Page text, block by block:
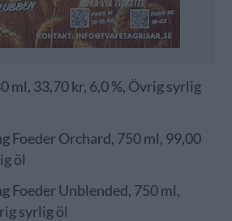
ml, 33,70 kr, 6,0 %, Övrig syrlig
Foeder Orchard, 750 ml, 99,00
öl
Foeder Unblended, 750 ml,
syrlig öl